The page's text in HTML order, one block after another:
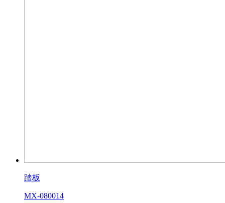
踏板
MX-080014